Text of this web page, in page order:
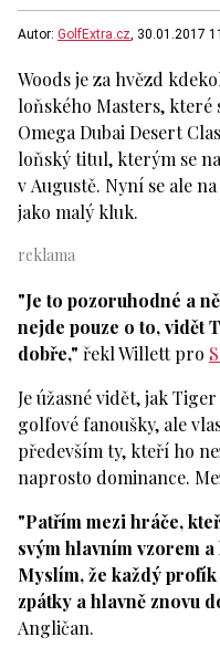
Autor: GolfExtra.cz, 30.01.2017
Woods je za hvězd
loňského Masters, které
Omega Dubai Desert
loňský titul, kterým se
v Augustě. Nyní se ale
jako malý kluk.
"Je to pozoruhodné a
nejde pouze o to, vidět
dobře," řekl Willett pro
Je úžasné vidět, jak
golfové fanoušky, ale
především ty, kteří ho
naprosto dominance.
"Patřím mezi hráče,
svým hlavním vzorem
Myslím, že každý
zpátky a hlavně znovu
Angličan.